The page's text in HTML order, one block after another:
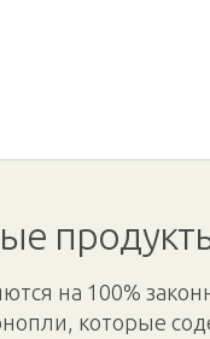
на 100%
которые